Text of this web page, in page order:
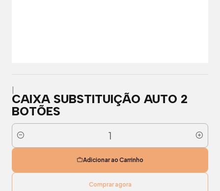
CAIXA SUBSTITUIÇÃO AUTO 2
BOTÕES
Quantidade
Adicionar ao Carrinho
Comprar agora